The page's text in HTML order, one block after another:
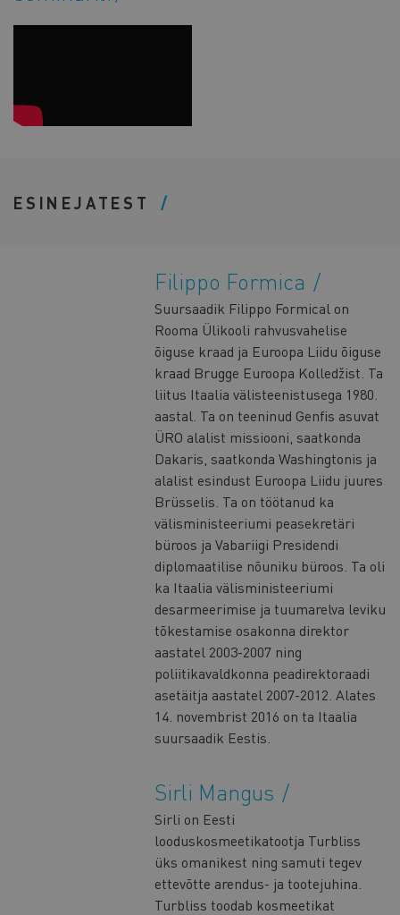
ESINEJATEST
Filippo Formica
Suursaadik Filippo Formical on
Rooma Ülikooli rahvusvahelise
õiguse kraad ja Euroopa Liidu õiguse
kraad Brugge Euroopa Kolledžist. Ta
liitus Itaalia välisteenistusega 1980.
aastal. Ta on teeninud Genfis asuvat
ÜRO alalist missiooni, saatkonda
Dakaris, saatkonda Washingtonis ja
alalist esindust Euroopa Liidu juures
Brüsselis. Ta on töötanud ka
välisministeeriumi peasekretäri
büroos ja Vabariigi Presidendi
diplomaatilise nõuniku büroos. Ta oli
ka Itaalia välisministeeriumi
desarmeerimise ja tuumarelva leviku
tõkestamise osakonna direktor
aastatel 2003-2007 ning
poliitikavaldkonna peadirektoraadi
asetäitja aastatel 2007-2012. Alates
14. novembrist 2016 on ta Itaalia
suursaadik Eestis.
Sirli Mangus
Sirli on Eesti
looduskosmeetikatootja Turbliss
üks omanikest ning samuti tegev
ettevõtte arendus- ja tootejuhina.
Turbliss toodab kosmeetikat